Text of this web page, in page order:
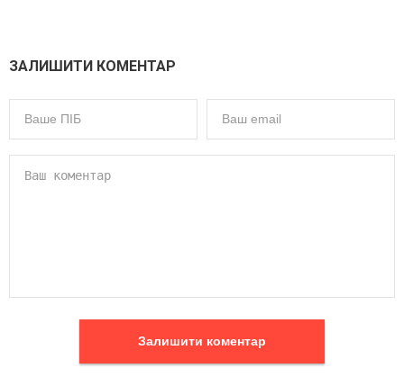
ЗАЛИШИТИ КОМЕНТАР
Залишити коментар